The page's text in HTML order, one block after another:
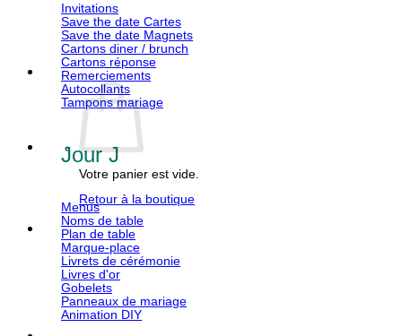
Votre panier est vide.
Retour à la boutique
Invitations
Save the date Cartes
Save the date Magnets
Cartons diner / brunch
Cartons réponse
Remerciements
Autocollants
Tampons mariage
Jour J
Menus
Noms de table
Plan de table
Marque-place
Livrets de cérémonie
Livres d'or
Gobelets
Panneaux de mariage
Animation DIY